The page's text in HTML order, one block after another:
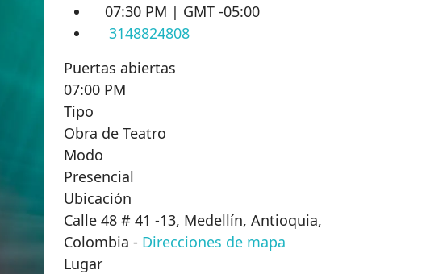
07:30 PM | GMT -05:00
3148824808
Puertas abiertas
07:00 PM
Tipo
Obra de Teatro
Modo
Presencial
Ubicación
Calle 48 # 41 -13, Medellín, Antioquia,
Colombia - Direcciones de mapa
Lugar